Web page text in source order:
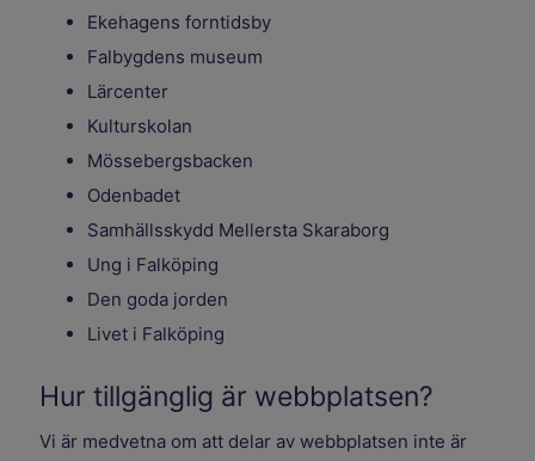
Ekehagens forntidsby
Falbygdens museum
Lärcenter
Kulturskolan
Mössebergsbacken
Odenbadet
Samhällsskydd Mellersta Skaraborg
Ung i Falköping
Den goda jorden
Livet i Falköping
Hur tillgänglig är webbplatsen?
Vi är medvetna om att delar av webbplatsen inte är